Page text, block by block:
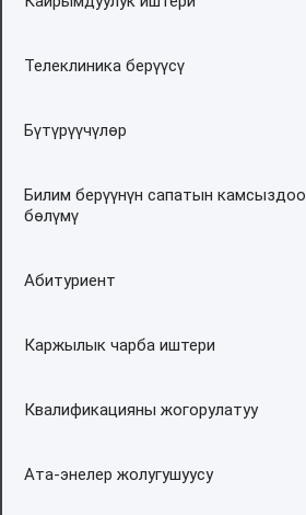
Телеклиника берүүсү
Бүтүрүүчүлөр
Билим берүүнүн сапатын камсыздоо
бөлүмү
Абитуриент
Каржылык чарба иштери
Квалификацияны жогорулатуу
Ата-энелер жолугушуусу